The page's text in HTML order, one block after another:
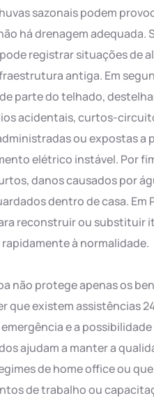
sazonais podem
há drenagem adequada.
registrar situações de
antiga. Em
parte do telhado,
acidentais, curtos-
ou expostas a
elétrico instável. Por
danos causados por
dentro de casa. Em
reconstruir ou substituir
à normalidade.
não protege apenas os
que existem assistências
e a
ajudam a manter a
de home office ou
de trabalho ou